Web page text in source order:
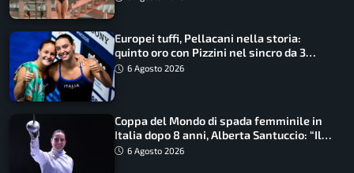
Europei tuffi, Pellacani nella storia:
quinto oro con Pizzini nel sincro da 3
metri
6 Agosto 2026
Coppa del Mondo di spada femminile in
Italia dopo 8 anni, Alberta Santuccio: “Il
lavoro dà sempre i suoi frutti”
6 Agosto 2026